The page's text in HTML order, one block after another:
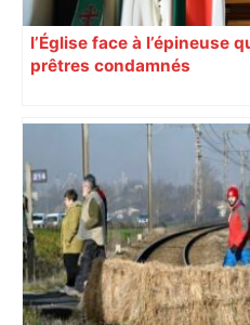
l’Église face à l’épineuse
prêtres condamnés